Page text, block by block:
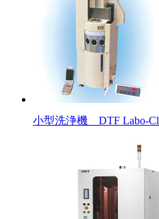
小型洗浄機 DTF Labo-